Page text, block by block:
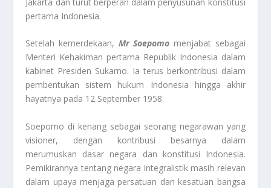
pertama Indonesia.
Setelah kemerdekaan, Mr Soepomo menjabat sebagai
Menteri Kehakiman pertama Republik Indonesia dalam
kabinet Presiden Sukarno. Ia terus berkontribusi dalam
pembentukan sistem hukum Indonesia hingga akhir
hayatnya pada 12 September 1958.
Soepomo di kenang sebagai seorang negarawan yang
visioner, dengan kontribusi besarnya dalam
merumuskan dasar negara dan konstitusi Indonesia.
Pemikirannya tentang negara integralistik masih relevan
dalam upaya menjaga persatuan dan kesatuan bangsa